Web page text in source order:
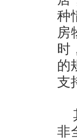
种
房
时
的
支
非